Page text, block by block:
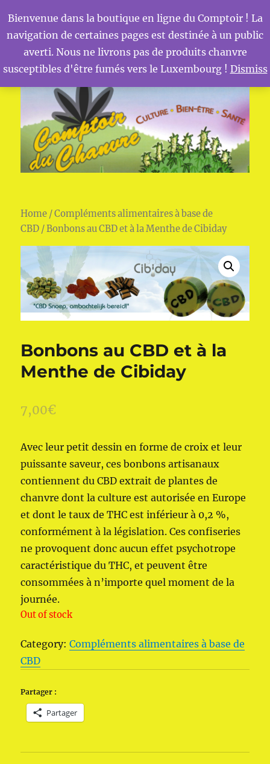
Comptoir du Chanvre
MENU
Home /Compléments alimentaires à base de
CBD / Bonbons au CBD et à la Menthe de Cibiday
Bonbons au CBD et à la
Menthe de Cibiday
7,00€
Avec leur petit dessin en forme de croix et leur
puissante saveur, ces bonbons artisanaux
contiennent du CBD extrait de plantes de
chanvre dont la culture est autorisée en Europe
et dont le taux de THC est inférieur à 0,2 %,
conformément à la législation. Ces confiseries
ne provoquent donc aucun effet psychotrope
caractéristique du THC, et peuvent être
consommées à n’importe quel moment de la
journée.
Out of stock
Category:Compléments alimentaires à base de
CBD
Partager :
Partager
Bienvenue dans la boutique en ligne du Comptoir ! La
navigation de certaines pages est destinée à un public
averti. Nous ne livrons pas de produits chanvre
susceptibles d'être fumés vers le Luxembourg ! Dismiss